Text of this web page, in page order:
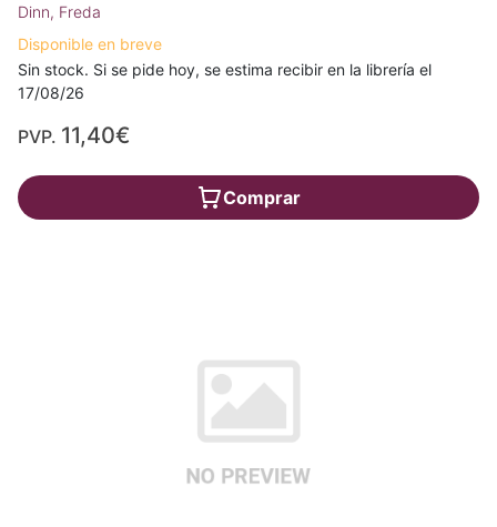
Dinn, Freda
Disponible en breve
Sin stock. Si se pide hoy, se estima recibir en la librería el
17/08/26
PVP. 11,40€
Comprar